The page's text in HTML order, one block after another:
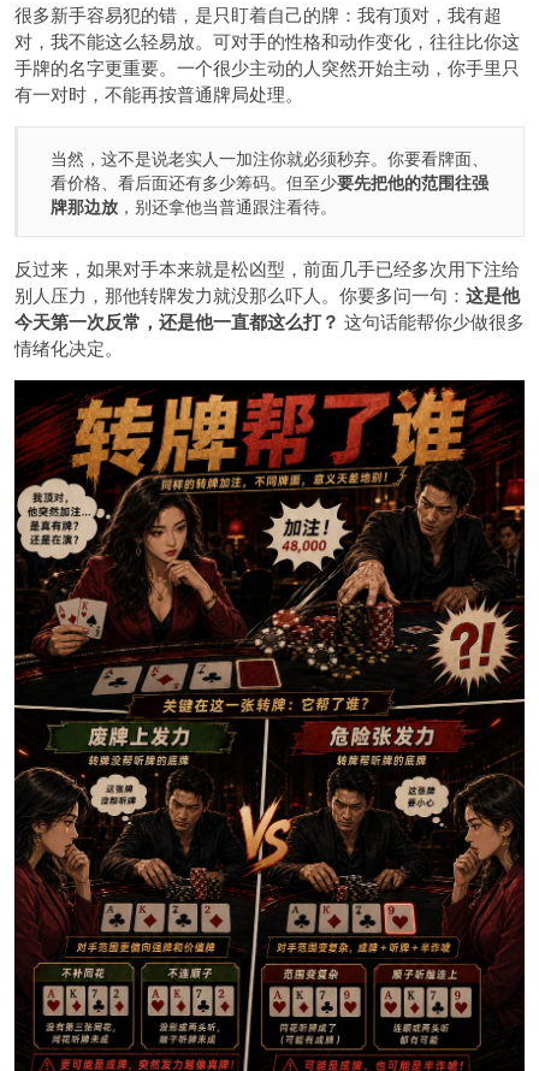
很多新手容易犯的错，是只盯着自己的牌：我有顶对，我有超
对，我不能这么轻易放。可对手的性格和动作变化，往往比你这
手牌的名字更重要。一个很少主动的人突然开始主动，你手里只
有一对时，不能再按普通牌局处理。
当然，这不是说老实人一加注你就必须秒弃。你要看牌面、
看价格、看后面还有多少筹码。但至少要先把他的范围往强
牌那边放 ，别还拿他当普通跟注看待。
反过来，如果对手本来就是松凶型，前面几手已经多次用下注给
别人压力，那他转牌发力就没那么吓人。你要多问一句： 这是他
今天第一次反常，还是他一直都这么打？ 这句话能帮你少做很多
情绪化决定。